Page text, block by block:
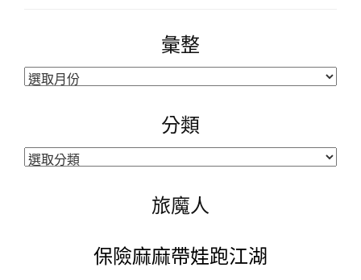
彙整
彙
分類
分
旅魔人
保險麻麻帶娃跑江湖